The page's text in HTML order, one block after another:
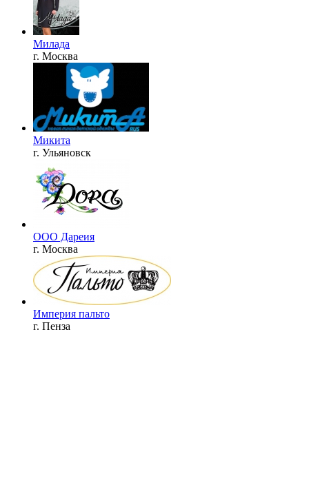
Милада
г. Москва
Микита
г. Ульяновск
ООО Дареия
г. Москва
Империя пальто
г. Пенза